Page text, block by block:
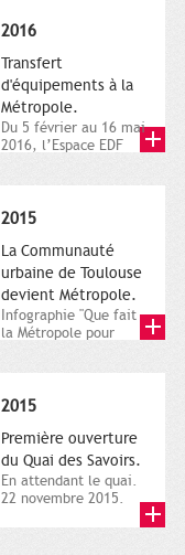
2016
Transfert
d'équipements à la
Métropole.
Du 5 février au 16 mai
2016, l’Espace EDF
2015
La Communauté
urbaine de Toulouse
devient Métropole.
Infographie "Que fait
la Métropole pour
2015
Première ouverture
du Quai des Savoirs.
En attendant le quai.
22 novembre 2015.